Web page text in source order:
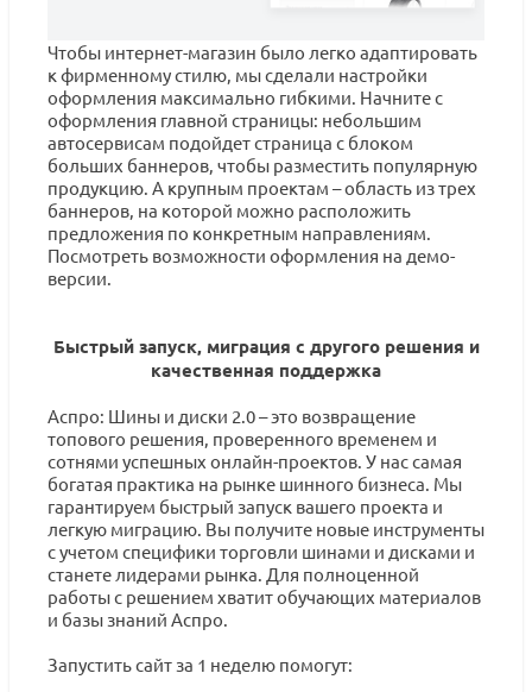
Чтобы интернет-магазин было легко адаптировать
к фирменному стилю, мы сделали настройки
оформления максимально гибкими. Начните с
оформления главной страницы: небольшим
автосервисам подойдет страница с блоком
больших баннеров, чтобы разместить популярную
продукцию. А крупным проектам – область из трех
баннеров, на которой можно расположить
предложения по конкретным направлениям.
Посмотреть возможности оформления на демо-
версии.
Быстрый запуск, миграция с другого решения и
качественная поддержка
Аспро: Шины и диски 2.0 – это возвращение
топового решения, проверенного временем и
сотнями успешных онлайн-проектов. У нас самая
богатая практика на рынке шинного бизнеса. Мы
гарантируем быстрый запуск вашего проекта и
легкую миграцию. Вы получите новые инструменты
с учетом специфики торговли шинами и дисками и
станете лидерами рынка. Для полноценной
работы с решением хватит обучающих материалов
и базы знаний Аспро.
Запустить сайт за 1 неделю помогут: